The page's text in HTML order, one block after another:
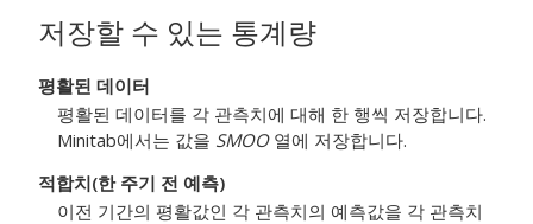
저장할 수 있는 통계량
평활된 데이터
평활된 데이터를 각 관측치에 대해 한 행씩 저장합니다.
Minitab에서는 값을 SMOO열에 저장합니다.
적합치(한 주기 전 예측)
이전 기간의 평활값인 각 관측치의 예측값을 각 관측치